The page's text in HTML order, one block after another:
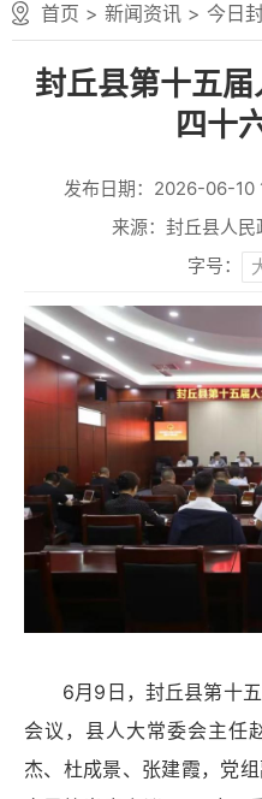
首页 > 新闻资讯 > 今日
封丘县第十五
四十
发布日期：2026-06-10
来源：封丘县人民
字号：
6月9日，封丘县第十五
会议，县人大常委会主任
杰、杜成景、张建霞，党